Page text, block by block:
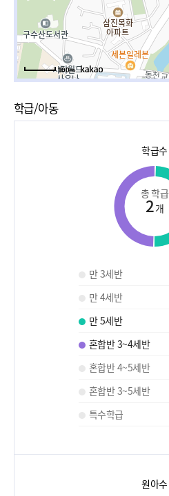
100m
학급/아동
학급수
총 학급
2개
만 3세반
만 4세반
만 5세반
혼합반 3~4세반
혼합반 4~5세반
혼합반 3~5세반
특수학급
원아수